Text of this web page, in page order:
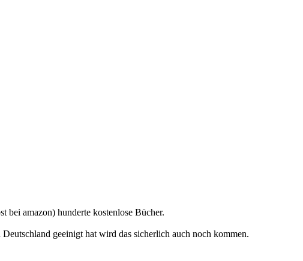
bei amazon) hunderte kostenlose Bücher.
geeinigt hat wird das sicherlich auch noch kommen.